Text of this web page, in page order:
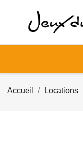
Accueil Locations